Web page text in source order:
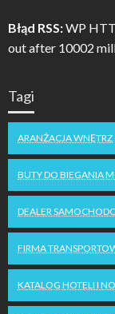
Błąd RSS:WP
out after 10002
Tagi
ARANŻACJA WNĘTRZ
BUTY DO BIEGANIA
DEALER
FIRMA
KATALOG HOTELI I